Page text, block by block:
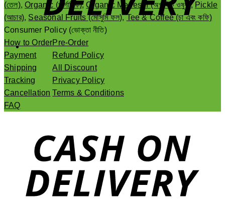
(তেল),Organic (অর্গানিক),Organic Medesin (অর্গানিক ওষুধ) ,Pickle
(আচার), Seasonal Fruits (মৌসুমি ফল),Tee & Coffee (চা এবং কফি)
Consumer Policy (ভোক্তা নীতি)
How to Order
Payment
Shipping
Tracking
Cancellation
FAQ
Pre-Order
Refund Policy
All Discount
Privacy Policy
Terms & Conditions